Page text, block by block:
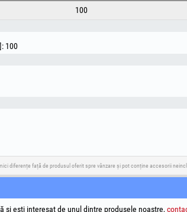
100
100
diferențe față de produsul oferit spre vânzare și pot conține accesorii
Soluționare Litigii
Legături Utile
și ești interesat de unul dintre produsele noastre,